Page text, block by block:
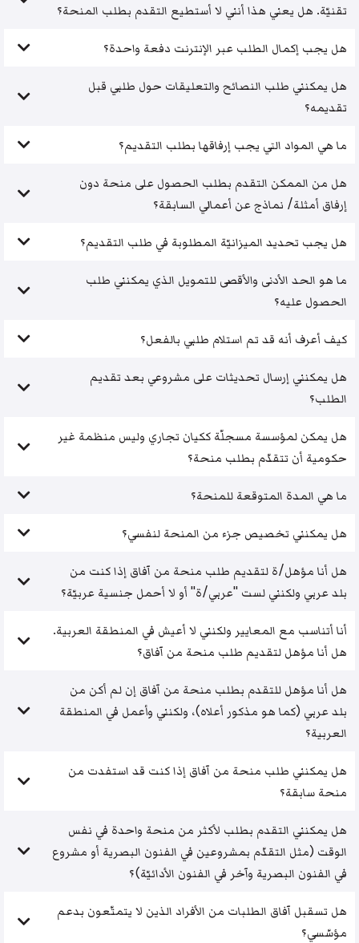
تقنيّة. هل يعني هذا أنني لا أستطيع التقدم بطلب المنحة؟
هل يجب إكمال الطلب عبر الإنترنت دفعة واحدة؟
هل يمكنني طلب النصائح والتعليقات حول طلبي قبل
تقديمه؟
ما هي المواد التي يجب إرفاقها بطلب التقديم؟
هل من الممكن التقدم بطلب الحصول على منحة دون
إرفاق أمثلة/ نماذج عن أعمالي السابقة؟
هل يجب تحديد الميزانيّة المطلوبة في طلب التقديم؟
ما هو الحد الأدنى والأقصى للتمويل الذي يمكنني طلب
الحصول عليه؟
كيف أعرف أنه قد تم استلام طلبي بالفعل؟
هل يمكنني إرسال تحديثات على مشروعي بعد تقديم
الطلب؟
هل يمكن لمؤسسة مسجلّة ككيان تجاري وليس منظمة غير
حكومية أن تتقدّم بطلب منحة؟
ما هي المدة المتوقعة للمنحة؟
هل يمكنني تخصيص جزء من المنحة لنفسي؟
هل أنا مؤهل/ة لتقديم طلب منحة من آفاق إذا كنت من
بلد عربي ولكنني لست "عربي/ة" أو لا أحمل جنسية عربيّة؟
أنا أتناسب مع المعايير ولكنني لا أعيش في المنطقة العربية.
هل أنا مؤهل لتقديم طلب منحة من آفاق؟
هل أنا مؤهل للتقدم بطلب منحة من آفاق إن لم أكن من
بلد عربي (كما هو مذكور أعلاه)، ولكنني وأعمل في المنطقة
العربية؟
هل يمكنني طلب منحة من آفاق إذا كنت قد استفدت من
منحة سابقة؟
هل يمكنني التقدم بطلب لأكثر من منحة واحدة في نفس
الوقت (مثل التقدّم بمشروعين في الفنون البصرية أو مشروع
في الفنون البصرية وآخر في الفنون الأدائيّة)؟
هل تسقبل آفاق الطلبات من الأفراد الذين لا يتمتّعون بدعم
مؤسّسي؟